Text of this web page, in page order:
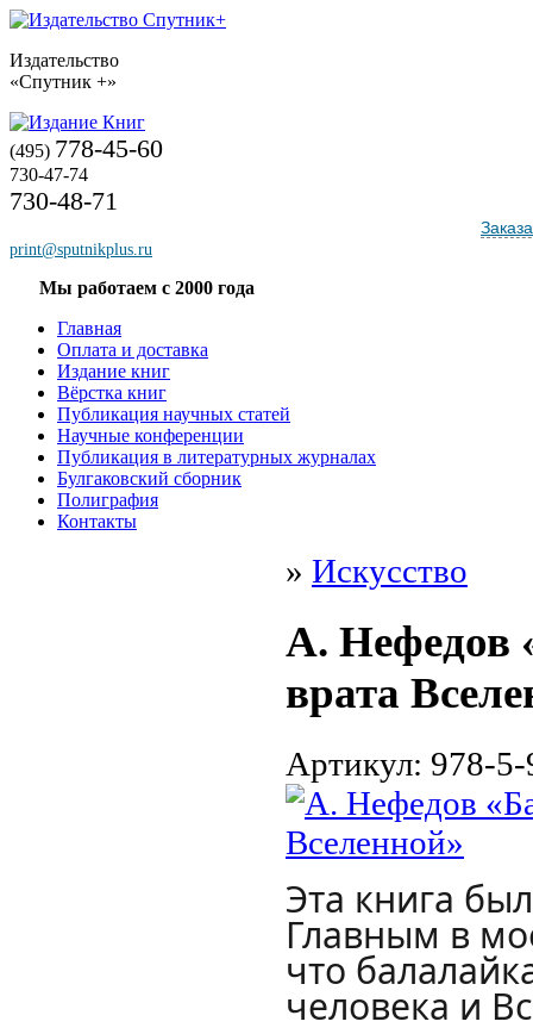
Издательство
«Спутник +»
(495) 778-45-60
730-47-74
730-48-71
print@sputnikplus.ru
Мы работаем с 2000 года
Главная
Оплата и доставка
Издание книг
Вёрстка книг
Публикация научных статей
Научные конференции
Публикация в литературных журналах
Булгаковский сборник
Полиграфия
Контакты
» Искусство
А. Нефедов
врата
Артикул: 978-
Эта книга
Главным в
что
человека и